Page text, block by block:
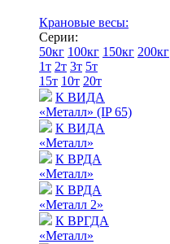
Крановые весы:
Серии:
50кг 100кг 150кг 200кг
1т 2т 3т 5т
15т 10т 20т
К ВИДА
«Металл» (IP 65)
К ВИДА
«Металл»
К ВРДА
«Металл»
К ВРДА
«Металл 2»
К ВРГДА
«Металл»